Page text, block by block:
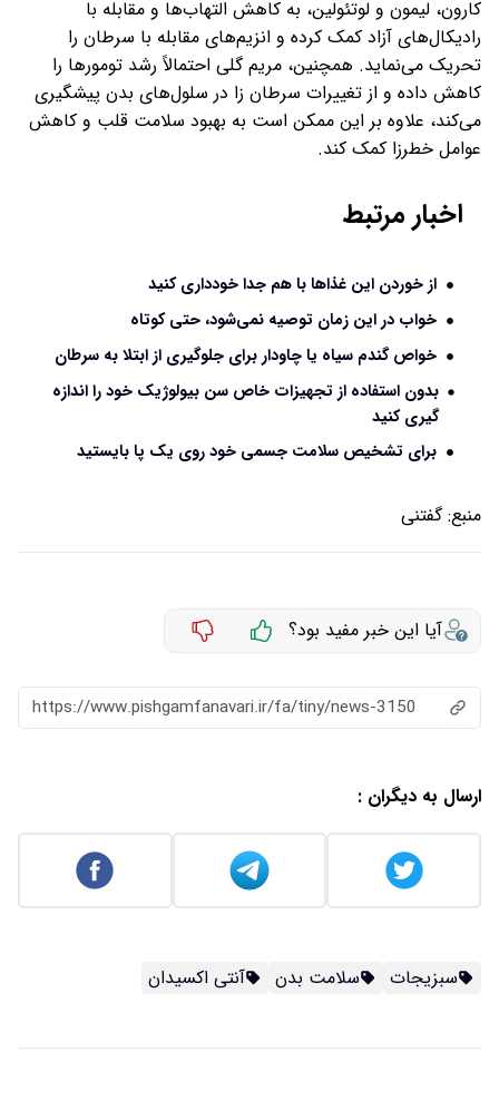
کارون، لیمون و لوتئولین، به کاهش التهاب‌ها و مقابله با
رادیکال‌های آزاد کمک کرده و انزیم‌های مقابله با سرطان را
تحریک می‌نماید. همچنین، مریم گلی احتمالاً رشد تومورها را
کاهش داده و از تغییرات سرطان زا در سلول‌های بدن پیشگیری
می‌کند، علاوه بر این ممکن است به بهبود سلامت قلب و کاهش
عوامل خطرزا کمک کند.
اخبار مرتبط
از خوردن این غذاها با هم جدا خودداری کنید
خواب در این زمان توصیه نمی‌شود، حتی کوتاه
خواص گندم سیاه یا چاودار برای جلوگیری از ابتلا به سرطان
بدون استفاده از تجهیزات خاص سن بیولوژیک خود را اندازه‌
گیری کنید
برای تشخیص سلامت جسمی خود روی یک پا بایستید
منبع:گفتنی
آیا این خبر مفید بود؟
https://www.pishgamfanavari.ir/fa/tiny/news-3150
ارسال به دیگران :
سبزیجات سلامت بدن آنتی اکسیدان